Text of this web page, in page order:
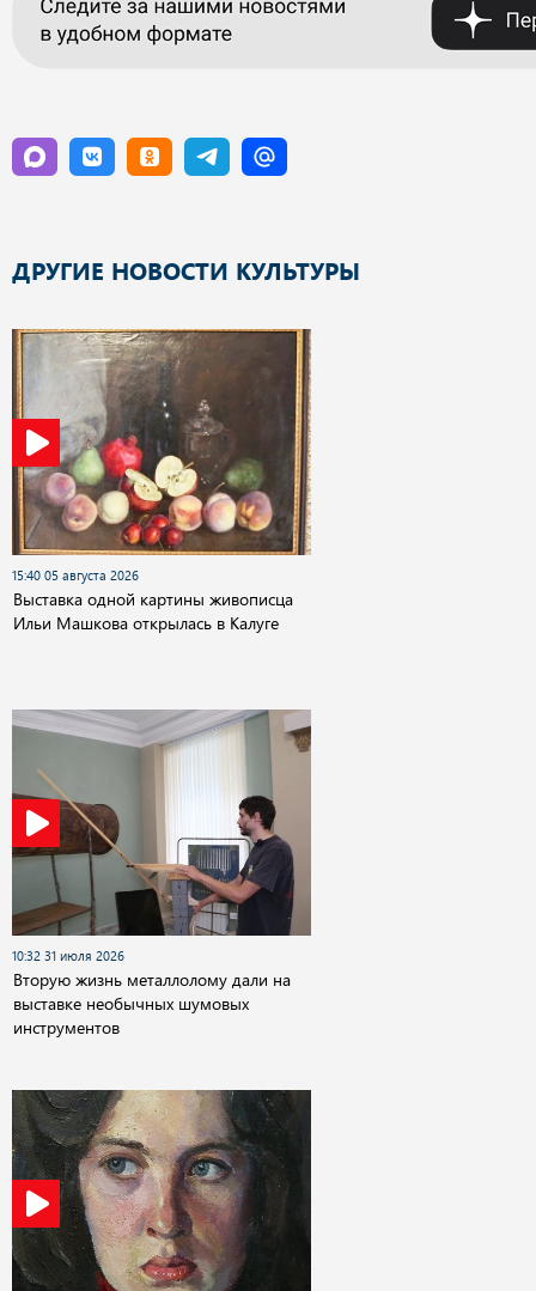
ДРУГИЕ НОВОСТИ КУЛЬТУРЫ
15:40 05 августа 2026
Выставка одной картины живописца
Ильи Машкова открылась в Калуге
10:32 31 июля 2026
Вторую жизнь металлолому дали на
выставке необычных шумовых
инструментов